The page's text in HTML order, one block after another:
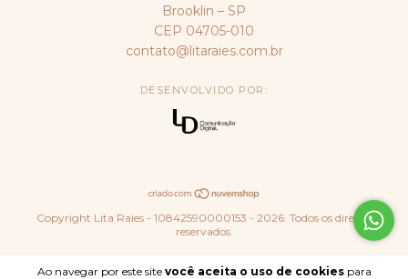
Ao navegar por este site você aceita o uso de cookiespara
Brooklin – SP
CEP 04705-010
contato@litaraies.com.br
DESENVOLVIDO POR:
Copyright Lita Raies - 10842590000153 - 2026. Todos os direitos
reservados.